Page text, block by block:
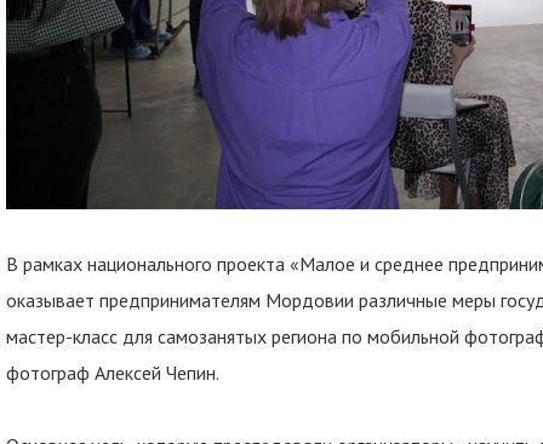
В рамках национального проекта «Малое и среднее
оказывает предпринимателям Мордовии различные меры
мастер-класс для самозанятых региона по мобильной
фотограф Алексей Чепин.